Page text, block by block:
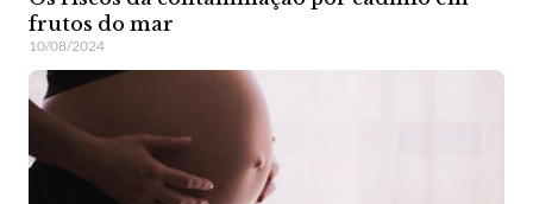
frutos do mar
10/08/2024